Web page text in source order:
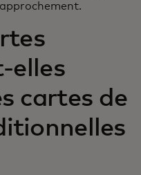
elles
cartes de